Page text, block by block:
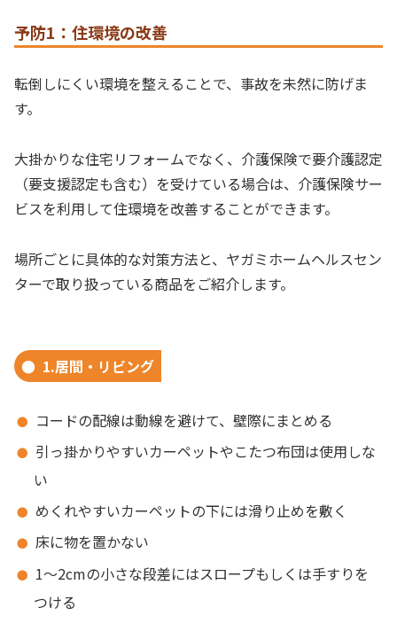
予防1：住環境の改善
転倒しにくい環境を整えることで、事故を未然に防げま
す。
大掛かりな住宅リフォームでなく、介護保険で要介護認定
（要支援認定も含む）を受けている場合は、介護保険サー
ビスを利用して住環境を改善することができます。
場所ごとに具体的な対策方法と、ヤガミホームヘルスセン
ターで取り扱っている商品をご紹介します。
1.居間・リビング
コードの配線は動線を避けて、壁際にまとめる
引っ掛かりやすいカーペットやこたつ布団は使用しな
い
めくれやすいカーペットの下には滑り止めを敷く
床に物を置かない
1～2cmの小さな段差にはスロープもしくは手すりを
つける